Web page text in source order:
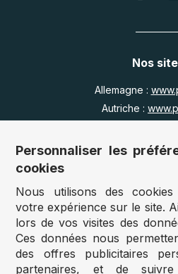
Nos
Allemagne :
Autriche :
Royaume Uni :
Accès
Vous avez un
Vous souhaitez accéder à
Personnaliser les
cookies
Nous utilisons des
votre expérience sur le site.
lors de vos visites des
Ces données nous
des offres publicitaires
partenaires, et de